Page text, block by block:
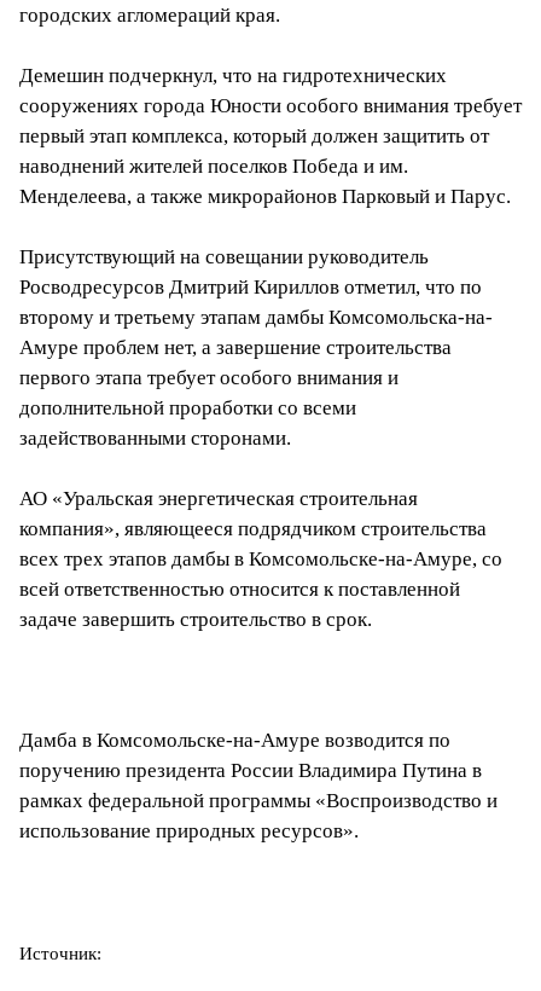
городских агломераций края.
Демешин подчеркнул, что на гидротехнических
сооружениях города Юности особого внимания требует
первый этап комплекса, который должен защитить от
наводнений жителей поселков Победа и им.
Менделеева, а также микрорайонов Парковый и Парус.
Присутствующий на совещании руководитель
Росводресурсов Дмитрий Кириллов отметил, что по
второму и третьему этапам дамбы Комсомольска-на-
Амуре проблем нет, а завершение строительства
первого этапа требует особого внимания и
дополнительной проработки со всеми
задействованными сторонами.
АО «Уральская энергетическая строительная
компания», являющееся подрядчиком строительства
всех трех этапов дамбы в Комсомольске-на-Амуре, со
всей ответственностью относится к поставленной
задаче завершить строительство в срок.
Дамба в Комсомольске-на-Амуре возводится по
поручению президента России Владимира Путина в
рамках федеральной программы «Воспроизводство и
использование природных ресурсов».
Источник: